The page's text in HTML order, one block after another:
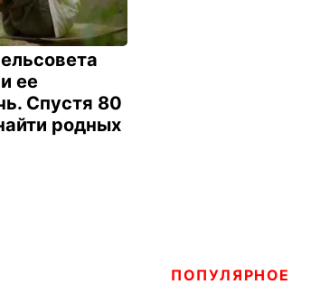
ее
Спустя 80
родных
ПОПУЛЯРНОЕ